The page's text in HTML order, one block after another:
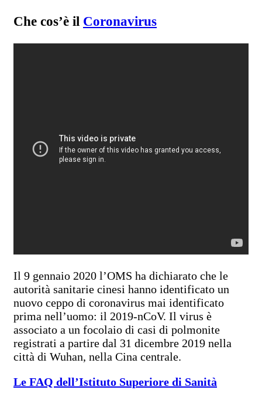
Che cos’è il Coronavirus
Il 9 gennaio 2020 l’OMS ha dichiarato che le
autorità sanitarie cinesi hanno identificato un
nuovo ceppo di coronavirus mai identificato
prima nell’uomo: il 2019-nCoV. Il virus è
associato a un focolaio di casi di polmonite
registrati a partire dal 31 dicembre 2019 nella
città di Wuhan, nella Cina centrale.
Le FAQ dell’Istituto Superiore di Sanità